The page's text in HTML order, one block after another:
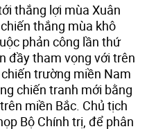
thắng lợi mùa Xuân
thắng mùa khô
phản công lần thứ
đầy tham vọng với trên
trường miền Nam
chiến tranh mới bằng
miền Bắc. Chủ tịch
Bộ Chính trị, để phân